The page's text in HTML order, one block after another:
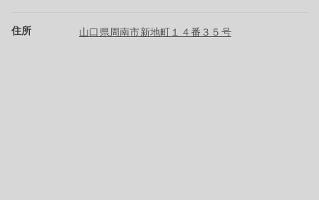
住所 山口県周南市新地町１４番３５号